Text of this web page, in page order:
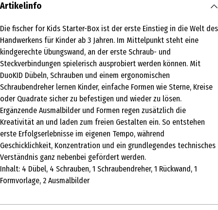
Artikelinfo
Die fischer for Kids Starter-Box ist der erste Einstieg in die Welt des
Handwerkens für Kinder ab 3 Jahren. Im Mittelpunkt steht eine
kindgerechte Übungswand, an der erste Schraub- und
Steckverbindungen spielerisch ausprobiert werden können. Mit
DuoKID Dübeln, Schrauben und einem ergonomischen
Schraubendreher lernen Kinder, einfache Formen wie Sterne, Kreise
oder Quadrate sicher zu befestigen und wieder zu lösen.
Ergänzende Ausmalbilder und Formen regen zusätzlich die
Kreativität an und laden zum freien Gestalten ein. So entstehen
erste Erfolgserlebnisse im eigenen Tempo, während
Geschicklichkeit, Konzentration und ein grundlegendes technisches
Verständnis ganz nebenbei gefördert werden.
Inhalt: 4 Dübel, 4 Schrauben, 1 Schraubendreher, 1 Rückwand, 1
Formvorlage, 2 Ausmalbilder